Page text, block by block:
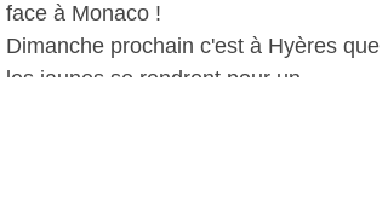
face à Monaco !
Dimanche prochain c'est à Hyères que
les jaunes se rendront pour un